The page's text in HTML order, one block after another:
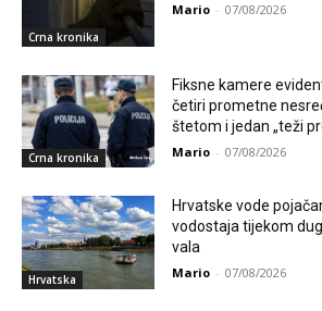
Crna kronika
Mario - 07/08/2026
Crna kronika
Fiksne kamere
četiri prometne
štetom i jedan „teži
Mario - 07/08/2026
Hrvatska
Hrvatske vode
vodostaja tijekom
vala
Mario - 07/08/2026